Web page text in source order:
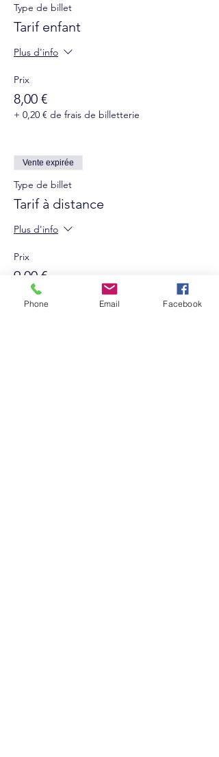
Type de billet
Tarif enfant
Plus d'info
Prix
8,00 €
+ 0,20 € de frais de billetterie
Vente expirée
Type de billet
Tarif à distance
Plus d'info
Prix
9,00 €
+ 0,23 € de frais de billetterie
Phone Email Facebook